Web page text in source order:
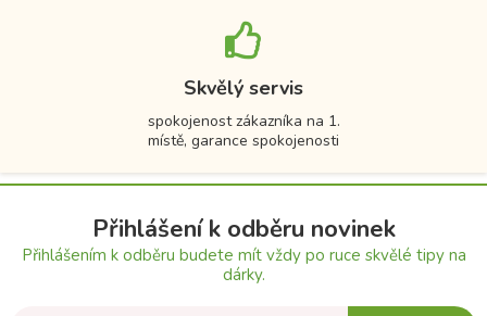
Skvělý servis
spokojenost zákazníka na 1.
místě, garance spokojenosti
Přihlášení k odběru novinek
Přihlášením k odběru budete mít vždy po ruce skvělé tipy na
dárky.